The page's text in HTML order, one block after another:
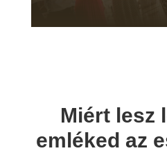
Miért lesz
emléked az